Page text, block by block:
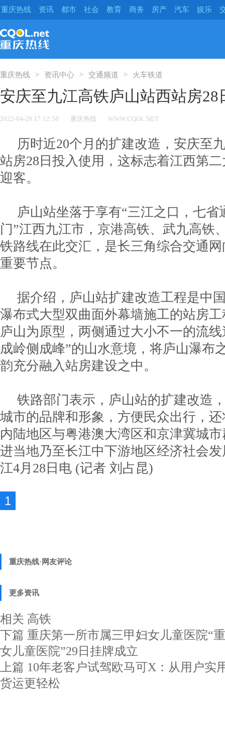
重庆热线 资讯 都市 社会 教育 商务 房产 汽车 娱乐
重庆热线 资讯中心 交通频道 火车铁道
安庆至九江高铁庐山站西站房28
2022-04-29 17:12:58 重庆热线 WWW.CQOL.NET
历时近20个月的扩建改造，安庆至
站房28日投入使用，这标志着江西第
迎客。
庐山站坐落于享有“三江之口，七省
门”江西九江市，京港高铁、武九高铁
铁路线在此交汇，是长三角综合交通
重要节点。
据介绍，庐山站扩建改造工程是中
瀑布式大型双曲面外幕墙施工的站房
庐山为原型，两侧通过大小不一的流
成岭侧成峰”的山水意境，将庐山瀑布
韵充分融入站房建设之中。
铁路部门表示，庐山站的扩建改造
城市的品牌和形象，方便民众出行，
内陆地区与粤港澳大湾区和京津冀城
进当地乃至长江中下游地区经济社会
江4月28日电 (记者 刘占昆)
1
重庆热线·网友评论
更多资讯
相关 高铁
下篇 重庆第一所市属三甲妇女儿童医院“
女儿童医院”29日挂牌成立
上篇 10年老客户试驾欧马可X：从用户实
货运更轻松